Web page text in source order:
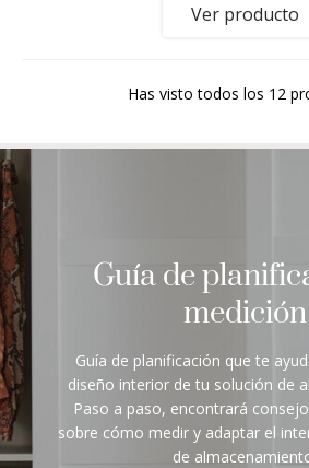
Ver producto
Has visto todos los 12
Guía de
medición
Guía de planificación que te
diseño interior de tu solución de
Paso a paso, encontrará
sobre cómo medir y adaptar el
de